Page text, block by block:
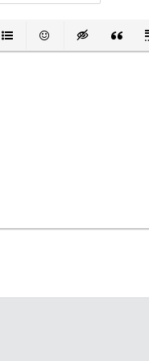
СПИСОК
ВСТАВИТЬВСТАВКА